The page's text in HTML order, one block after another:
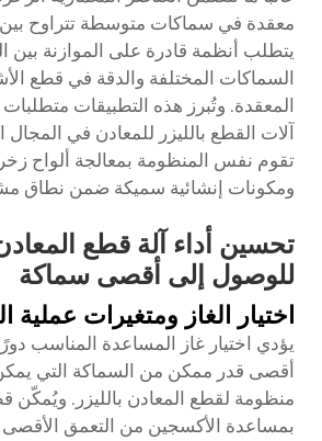
يتطلب أنظمة قادرة على الموازنة بين
السماكات المختلفة والدقة في قطع
المعقدة. وتُبرز هذه التطبيقات
آلات القطع بالليزر للمعادن في
تقوم نفس المنظومة بمعالجة ألواح
ومكونات إنشائية سميكة ضمن نطاق
تحسين أداء آلة قطع المعادن
للوصول إلى أقصى سماكة
اختيار الغاز ومتغيرات عملية
يؤدي اختيار غاز المساعدة المناسب
أقصى قدر ممكن من السماكة التي
منظومة لقطع المعادن بالليزر. ويُمكّن
بمساعدة الأكسجين من التعمق الأقصى